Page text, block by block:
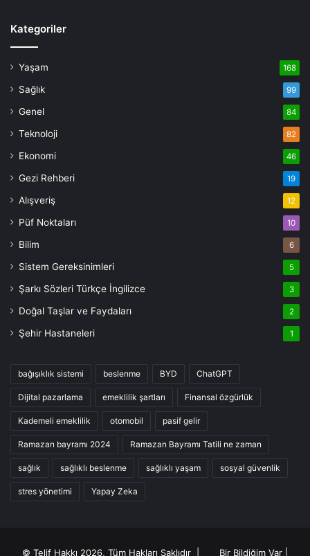
Kategoriler
Yaşam 168
Sağlık 99
Genel 84
Teknoloji 82
Ekonomi 46
Gezi Rehberi 19
Alışveriş 12
Püf Noktaları 10
Bilim 6
Sistem Gereksinimleri 5
Şarkı Sözleri Türkçe İngilizce 3
Doğal Taşlar ve Faydaları 2
Şehir Hastaneleri 1
bağışıklık sistemi beslenme BYD ChatGPT
Dijital pazarlama emeklilik şartları Finansal özgürlük
Kademeli emeklilik otomobil pasif gelir
Ramazan bayramı 2024 Ramazan Bayramı Tatili ne zaman
sağlık sağlıklı beslenme sağlıklı yaşam sosyal güvenlik
stres yönetimi Yapay Zeka
© Telif Hakkı 2026, Tüm Hakları Saklıdır | Bir Bildiğim Var